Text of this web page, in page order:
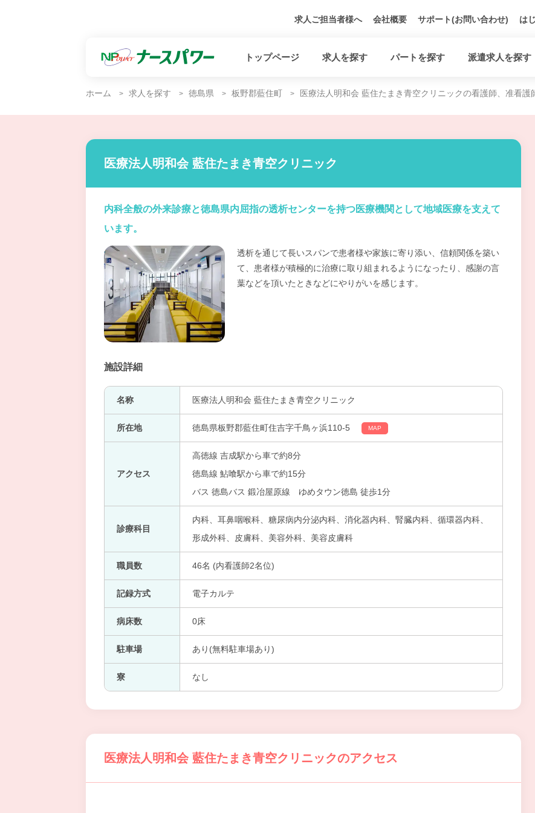
求人ご担当者様へ 会社概要 サポート(お問い合わせ) は
トップページ 求人を探す パートを探す 派遣求人を探す
ホーム 求人を探す 徳島県 板野郡藍住町 医療法人明和会 藍住たまき青空クリニックの看護師、准看護
医療法人明和会 藍住たまき青空クリニック
内科全般の外来診療と徳島県内屈指の透析センターを持つ医療機関として地域医療を支えて
います。
透析を通じて長いスパンで患者様や家族に寄り添い、信頼関係を築い
て、患者様が積極的に治療に取り組まれるようになったり、感謝の言
葉などを頂いたときなどにやりがいを感じます。
施設詳細
名称 医療法人明和会 藍住たまき青空クリニック
所在地 徳島県板野郡藍住町住吉字千鳥ヶ浜110-5 MAP
アクセス
高徳線 吉成駅から車で約8分
徳島線 鮎喰駅から車で約15分
バス 徳島バス 鍛冶屋原線 ゆめタウン徳島 徒歩1分
診療科目
内科、耳鼻咽喉科、糖尿病内分泌内科、消化器内科、腎臓内科、循環器内科、
形成外科、皮膚科、美容外科、美容皮膚科
職員数 46名 (内看護師2名位)
記録方式 電子カルテ
病床数 0床
駐車場 あり(無料駐車場あり)
寮 なし
医療法人明和会 藍住たまき青空クリニックのアクセス